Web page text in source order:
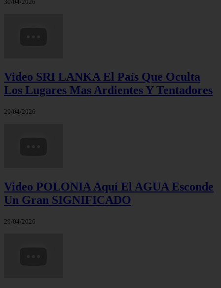
30/04/2026
Video SRI LANKA El País Que Oculta
Los Lugares Mas Ardientes Y Tentadores
29/04/2026
Video POLONIA Aquí El AGUA Esconde
Un Gran SIGNIFICADO
29/04/2026